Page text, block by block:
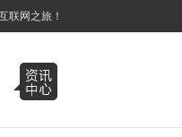
联网之旅！